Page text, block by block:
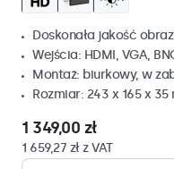
Doskonała jakość
Wejścia: HDMI, VGA,
Montaż: biurkowy, w
Rozmiar: 243 x 165 x 35
1 349,00 zł
1 659,27 zł z VAT